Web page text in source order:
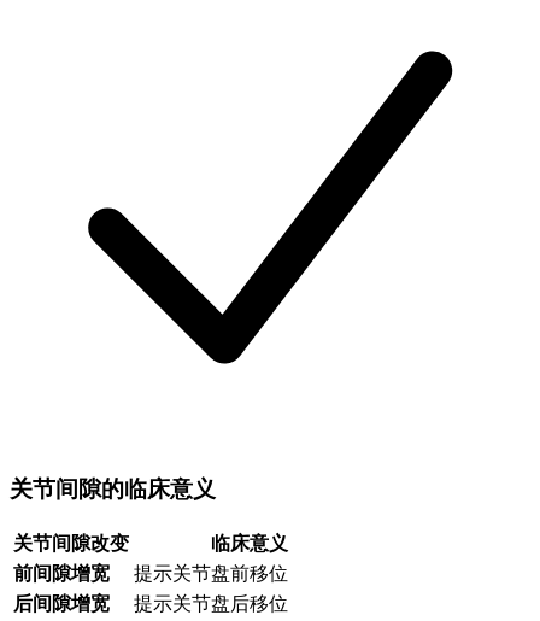
关节间隙的临床意义
关节间隙改变
临床意义
前间隙增宽
提示关节盘前移位
后间隙增宽
提示关节盘后移位